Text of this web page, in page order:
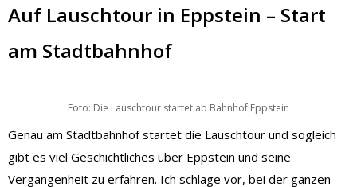
Auf Lauschtour in Eppstein – Start
am Stadtbahnhof
Foto: Die Lauschtour startet ab Bahnhof Eppstein
Genau am Stadtbahnhof startet die Lauschtour und sogleich
gibt es viel Geschichtliches über Eppstein und seine
Vergangenheit zu erfahren. Ich schlage vor, bei der ganzen